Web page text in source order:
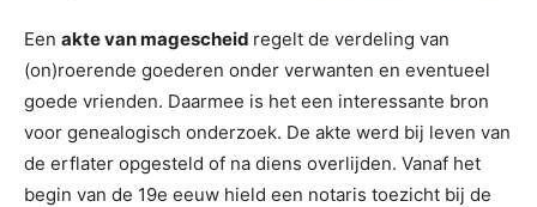
Een akte van magescheid regelt de verdeling van
(on)roerende goederen onder verwanten en eventueel
goede vrienden. Daarmee is het een interessante bron
voor genealogisch onderzoek. De akte werd bij leven van
de erflater opgesteld of na diens overlijden. Vanaf het
begin van de 19e eeuw hield een notaris toezicht bij de